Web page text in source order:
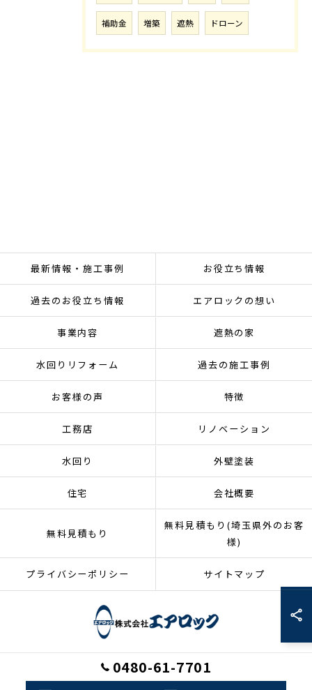
補助金 増築 遮熱 ドローン
0480-61-7701
最新情報・施工事例 お役立ち情報
過去のお役立ち情報 エアロックの想い
事業内容 遮熱の家
水回りリフォーム 過去の施工事例
お客様の声 特徴
工務店 リノベーション
水回り 外壁塗装
住宅 会社概要
無料見積もり
無料見積もり(埼玉県外のお客
様)
プライバシーポリシー サイトマップ
© 2026 埼玉県加須市のリフォームなら株式会社エアロック ALL RIGHTS
RESERVED.